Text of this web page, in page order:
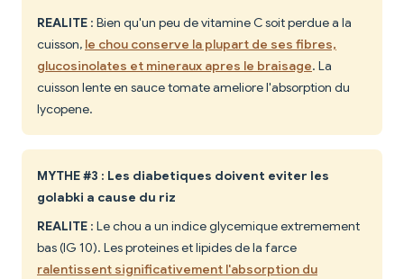
REALITE : Bien qu'un peu de vitamine C soit perdue a la
cuisson, le chou conserve la plupart de ses fibres,
glucosinolates et mineraux apres le braisage. La
cuisson lente en sauce tomate ameliore l'absorption du
lycopene.
MYTHE #3 : Les diabetiques doivent eviter les
golabki a cause du riz
REALITE : Le chou a un indice glycemique extremement
bas (IG 10). Les proteines et lipides de la farce
ralentissent significativement l'absorption du